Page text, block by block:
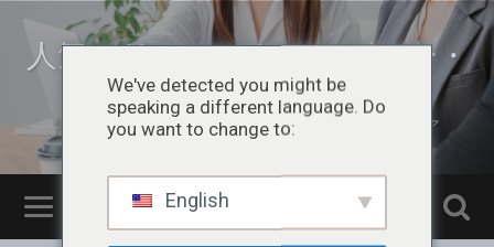
人気フリーソフトのレビュー・
まとめ
無料のソフトやアプリをお届けるするITメディア
We've detected you might be
speaking a different language. Do
you want to change to:
English